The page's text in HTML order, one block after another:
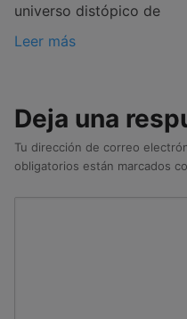
universo distópico de
Leer más
Deja una
Tu dirección de correo
obligatorios están marcados